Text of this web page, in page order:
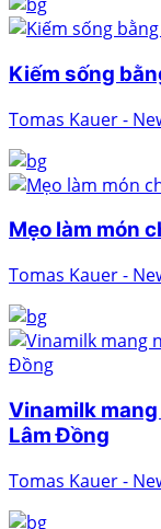
Kiếm sống
Tomas Kauer -
Mẹo làm món
Tomas Kauer -
Vinamilk
Lâm Đồng
Tomas Kauer -